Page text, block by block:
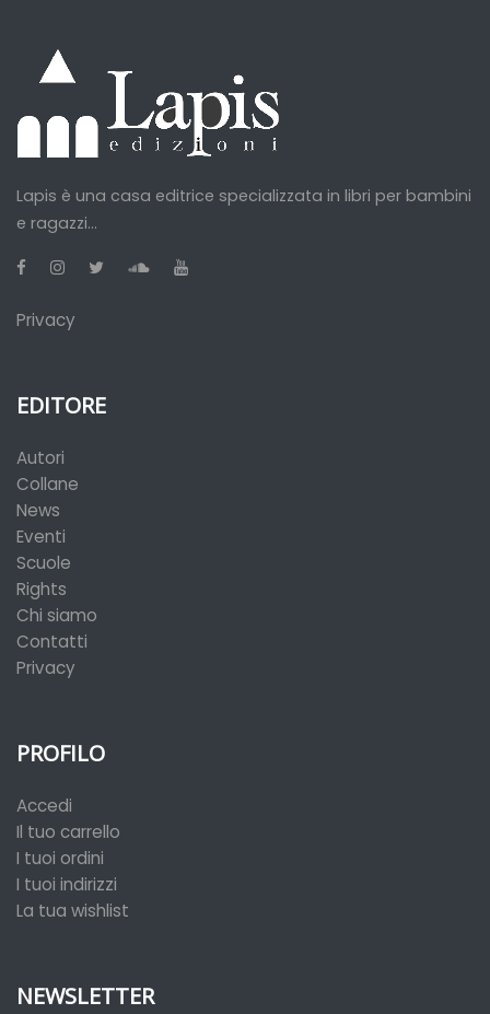
Lapis è una casa editrice specializzata in libri per bambini
e ragazzi...
Privacy
EDITORE
Autori
Collane
News
Eventi
Scuole
Rights
Chi siamo
Contatti
Privacy
PROFILO
Accedi
Il tuo carrello
I tuoi ordini
I tuoi indirizzi
La tua wishlist
NEWSLETTER